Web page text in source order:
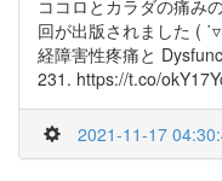
ココロとカラダの痛み
回が出版されました (
経障害性疼痛と
231. https://t.co/
2021-11-17